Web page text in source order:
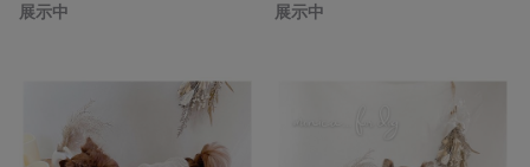
展示中
展示中